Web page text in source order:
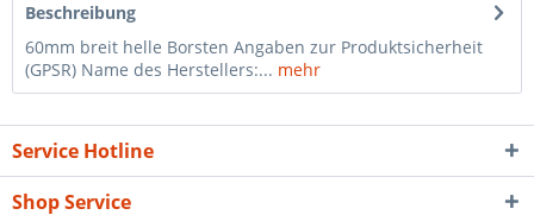
Beschreibung
60mm breit helle Borsten Angaben zur Produktsicherheit
(GPSR) Name des Herstellers:... mehr
Service Hotline
Shop Service